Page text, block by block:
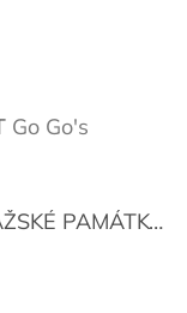
Go Go's
VYSTŘIHOVÁNKY - PRAŽSKÉ PAMÁTKY